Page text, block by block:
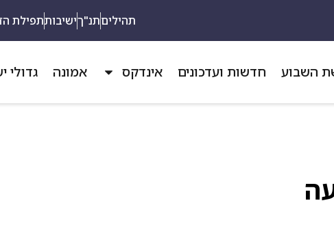
תהיליםתנ"ךישיבותתפילת
השבוע חדשות ועדכונים אינדקס אמונה גדולי